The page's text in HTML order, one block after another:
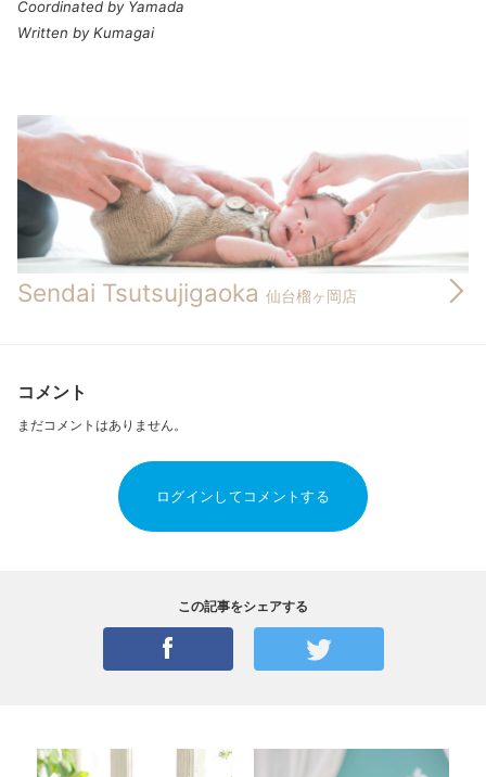
Coordinated by Yamada
Written by Kumagai
Sendai Tsutsujigaoka 仙台榴ヶ岡店
コメント
まだコメントはありません。
ログインしてコメントする
この記事をシェアする